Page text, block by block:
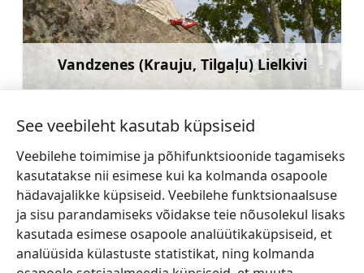
Vandzenes (Krauju, Tilgaļu) Lielkivi
Rohkem teavet
←Dārte
Evangeelne Luterlik
Kirik
Mārtiņa Dzedru
evangeelse luterliku kirik
→
See veebileht kasutab küpsiseid
Veebilehe toimimise ja põhifunktsioonide tagamiseks
kasutatakse nii esimese kui ka kolmanda osapoole
hädavajalikke küpsiseid. Veebilehe funktsionaalsuse
ja sisu parandamiseks võidakse teie nõusolekul lisaks
kasutada esimese osapoole analüütikaküpsiseid, et
analüüsida külastuste statistikat, ning kolmanda